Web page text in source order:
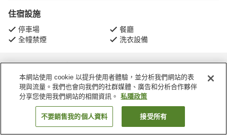
住宿設施
停車場
餐廳
全幢禁煙
洗衣設備
主頁 台灣 南投 魚池鄉 Cherry Feast Resort
找客房
本網站使用 cookie 以提升使用者體驗，並分析我們網站的表
現與流量。我們也會向我們的社群媒體、廣告和分析合作夥伴
分享您使用我們網站的相關資訊。
私隱政策
不要銷售我的個人資料 接受所有